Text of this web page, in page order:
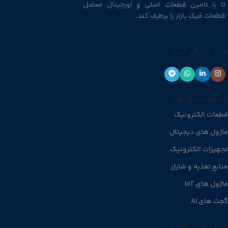
تا با تامین قطعات اصلی و اورجینال معضل
قطعات فیک بازار را برطرف کند.
ما را دنبال کنید :
دسته بندی ها
قطعات الکترونیک
ماژول های دیجیتال
تجهیزات الکترونیک
منابع تغذیه و شارژر
ماژول های IoT
گجت های AI